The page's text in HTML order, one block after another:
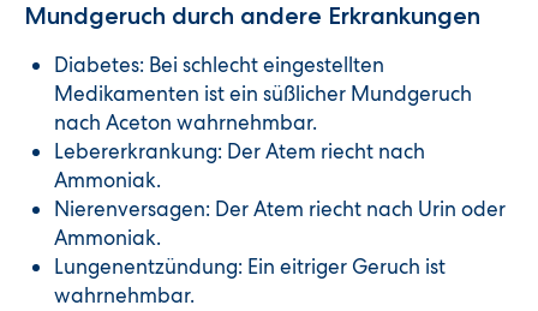
Mundgeruch durch andere Erkrankungen
Diabetes: Bei schlecht eingestellten
Medikamenten ist ein süßlicher Mundgeruch
nach Aceton wahrnehmbar.
Lebererkrankung: Der Atem riecht nach
Ammoniak.
Nierenversagen: Der Atem riecht nach Urin oder
Ammoniak.
Lungenentzündung: Ein eitriger Geruch ist
wahrnehmbar.